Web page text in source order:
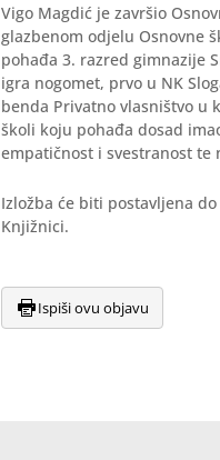
Vigo Magdić je završio
glazbenom odjelu Osnovne
pohađa 3. razred gimnazije
igra nogomet, prvo u NK
benda Privatno vlasništvo u
školi koju pohađa dosad
empatičnost i svestranost
Izložba će biti postavljena
Knjižnici.
Ispiši ovu objavu